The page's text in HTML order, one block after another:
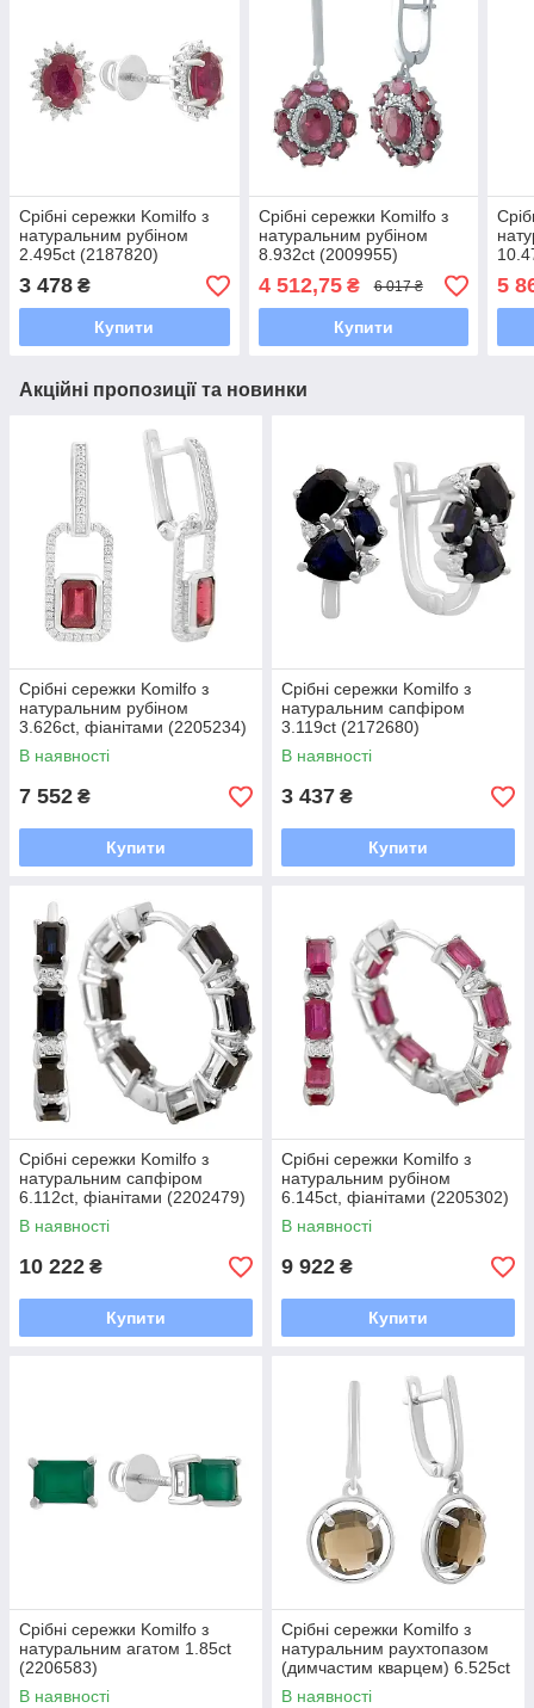
Срібні сережки Komilfo з
натуральним рубіном
2.495ct (2187820)
3 478 ₴
Купити
Срібні сережки Komilfo з
натуральним рубіном
8.932ct (2009955)
4 512,75₴ 6 017 ₴
Купити
5
Акційні пропозиції та новинки
Срібні сережки Komilfo з
натуральним рубіном
3.626ct, фіанітами (2205234)
В наявності
7 552 ₴
Купити
Срібні сережки Komilfo з
натуральним сапфіром
3.119ct (2172680)
В наявності
3 437 ₴
Купити
Срібні сережки Komilfo з
натуральним сапфіром
6.112ct, фіанітами (2202479)
В наявності
10 222 ₴
Купити
Срібні сережки Komilfo з
натуральним рубіном
6.145ct, фіанітами (2205302)
В наявності
9 922 ₴
Купити
Срібні сережки Komilfo з
натуральним агатом 1.85ct
(2206583)
В наявності
Срібні сережки Komilfo з
натуральним раухтопазом
(димчастим кварцем) 6.525ct
(2207283)
В наявності